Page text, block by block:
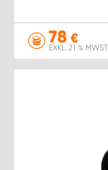
78 €
EXKL. 21 % MWST.